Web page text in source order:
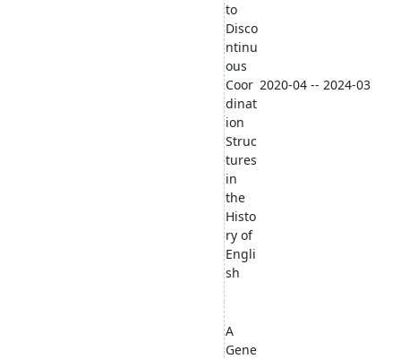
to
Disco
ntinu
ous
Coor
dinat
ion
Struc
tures
in
the
Histo
ry of
Engli
sh
2020-04 -- 2024-03
A
Gene